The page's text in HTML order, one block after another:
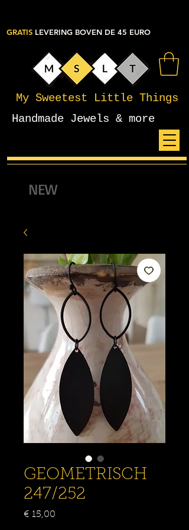
My Sweetest Little Things
Handmade Jewels & more
GRATIS LEVERING BOVEN DE 45 EURO
NEW
GEOMETRISCH
247/252
€ 15,00